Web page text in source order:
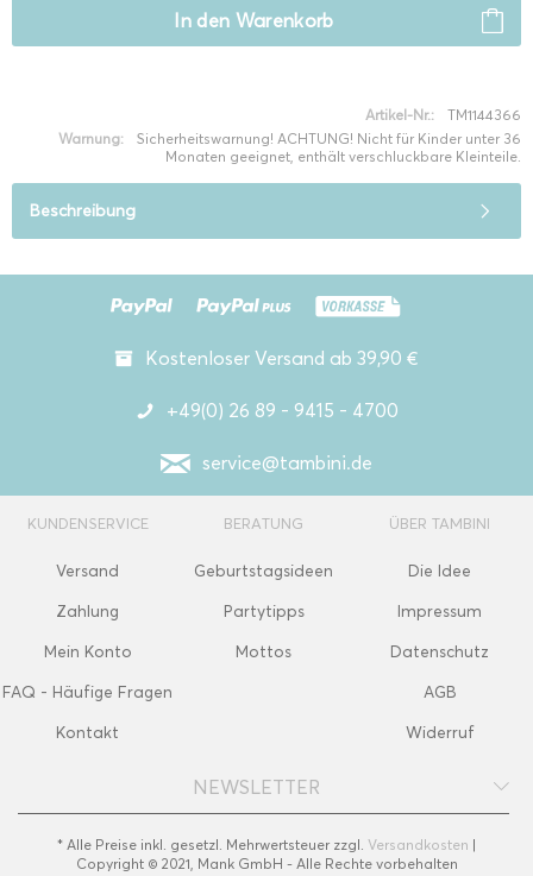
In den Warenkorb
Artikel-Nr.:
TM1144366
Warnung:
Sicherheitswarnung! ACHTUNG! Nicht für Kinder unter 36
Monaten geeignet, enthält verschluckbare Kleinteile.
Beschreibung
Kostenloser Versand ab 39,90 €
+49(0) 26 89 - 9415 - 4700
service@tambini.de
KUNDENSERVICE
Versand
Zahlung
Mein Konto
FAQ - Häufige Fragen
Kontakt
BERATUNG
Geburtstagsideen
Partytipps
Mottos
ÜBER TAMBINI
Die Idee
Impressum
Datenschutz
AGB
Widerruf
NEWSLETTER
* Alle Preise inkl. gesetzl. Mehrwertsteuer zzgl. Versandkosten |
Copyright © 2021, Mank GmbH - Alle Rechte vorbehalten